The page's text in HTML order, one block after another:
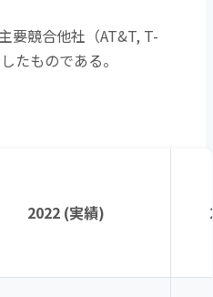
要競合他社（AT&T, T-
たものである。
2022 (実績)